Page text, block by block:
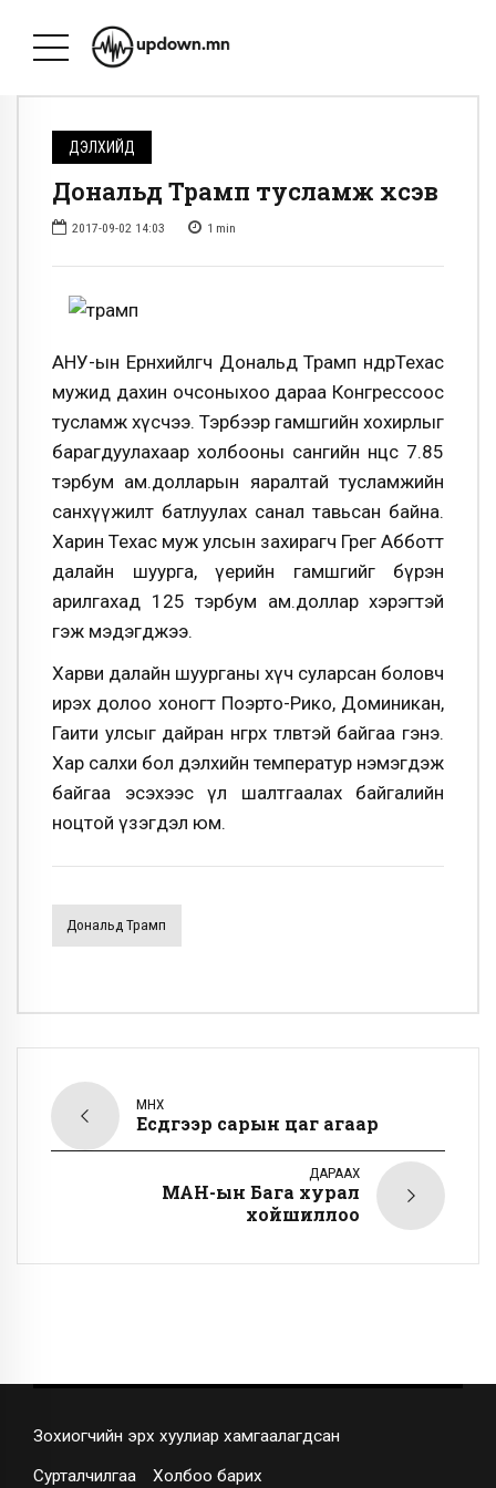
ДЭЛХИЙД
Дональд Трамп тусламж хүсэв
2017-09-02 14:03 1 min
АНУ-ын Ерөнхийлөгч Дональд Трамп өнөөдөрТехас
мужид дахин очсоныхоо дараа Конгрессоос
тусламж хүсчээ. Тэрбээр гамшгийн хохирлыг
барагдуулахаар холбооны сангийн нөөцөөс 7.85
тэрбум ам.долларын яаралтай тусламжийн
санхүүжилт батлуулах санал тавьсан байна.
Харин Техас муж улсын захирагч Грег Абботт
далайн шуурга, үерийн гамшгийг бүрэн
арилгахад 125 тэрбум ам.доллар хэрэгтэй
гэж мэдэгджээ.
Харви далайн шуурганы хүч суларсан боловч
ирэх долоо хоногт Поэрто-Рико, Доминикан,
Гаити улсыг дайран өнгөрөх төлөвтэй байгаа гэнэ.
Хар салхи бол дэлхийн температур нэмэгдэж
байгаа эсэхээс үл шалтгаалах байгалийн
ноцтой үзэгдэл юм.
Дональд Трамп
ӨМНӨХ
Есдүгээр сарын цаг агаар
ДАРААХ
МАН-ын Бага хурал
хойшиллоо
Зохиогчийн эрх хуулиар хамгаалагдсан
Сурталчилгаа Холбоо барих